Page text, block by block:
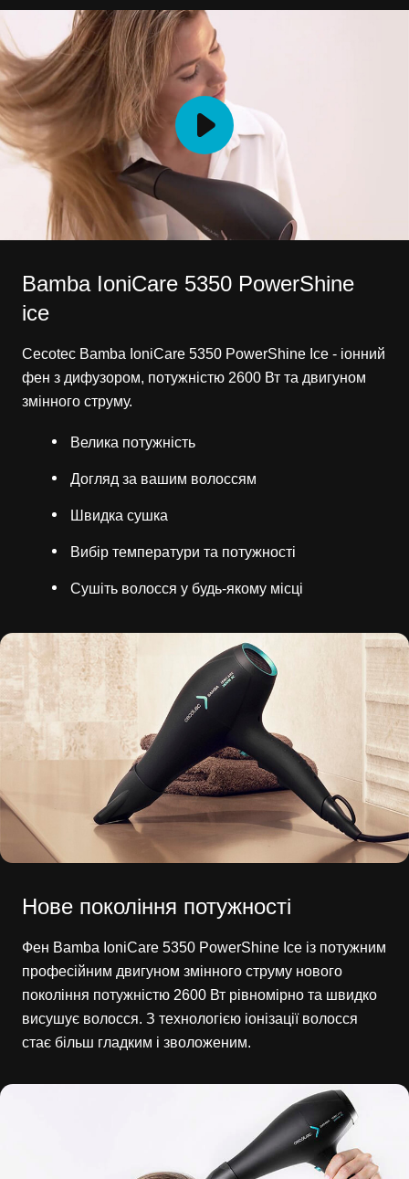
Bamba IoniCare 5350 PowerShine
ice
Cecotec Bamba IoniCare 5350 PowerShine Ice - іонний
фен з дифузором, потужністю 2600 Вт та двигуном
змінного струму.
Велика потужність
Догляд за вашим волоссям
Швидка сушка
Вибір температури та потужності
Сушіть волосся у будь-якому місці
Нове покоління потужності
Фен Bamba IoniCare 5350 PowerShine Ice із потужним
професійним двигуном змінного струму нового
покоління потужністю 2600 Вт рівномірно та швидко
висушує волосся. З технологією іонізації волосся
стає більш гладким і зволоженим.